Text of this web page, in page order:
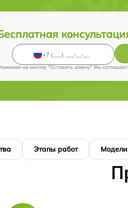
на кнопку "Оставить заявку" Вы
Этапы работ Модели